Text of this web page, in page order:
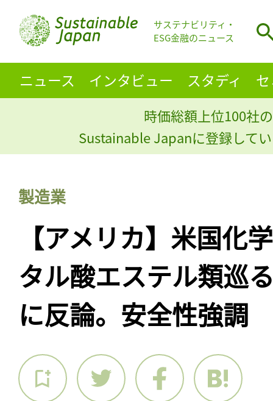
サステナビリティ・
ESG金融のニュース
ニュース インタビュー スタディ
時価総額上位100社
Sustainable Japanに登録して
製造業
【アメリカ】米国化
タル酸エステル類巡
に反論。安全性強調